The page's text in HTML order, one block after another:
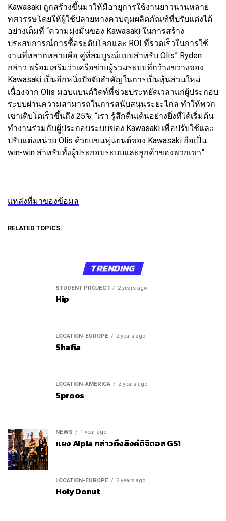
Kawasaki ถูกสร้างขึ้นมาให้มีอายุการใช้งานยาวนานหลาย
ทศวรรษโดยให้ผู้ใช้ปลายทางควบคุมผลิตภัณฑ์ที่ปรับแต่งได้
อย่างเต็มที่ “ความมุ่งมั่นของ Kawasaki ในการสร้าง
ประสบการณ์การซื้อระดับโลกและ ROI ที่รวดเร็วในการใช้
งานที่หลากหลายคือ คู่ที่สมบูรณ์แบบสำหรับ Olis” Ryden
กล่าว พร้อมเสริมว่าเครือข่ายผู้รวมระบบที่กว้างขวางของ
Kawasaki เป็นอีกหนึ่งปัจจัยสำคัญในการเป็นหุ้นส่วนใหม่
เนื่องจาก Olis มอบแบนด์วิดท์ที่ช่วยประหยัดเวลาแก่ผู้ประกอบ
ระบบผ่านความสามารถในการสนับสนุนระยะไกล ทำให้พวก
เขาเติบโตเร็วขึ้นถึง 25%: “เรา รู้สึกตื่นเต้นอย่างยิ่งที่ได้เริ่มต้น
ทำงานร่วมกับผู้ประกอบระบบของ Kawasaki เพื่อปรับใช้และ
ปรับแต่งหน่วย Olis ด้วยแขนหุ่นยนต์ของ Kawasaki ถือเป็น
win-win สำหรับทั้งผู้ประกอบระบบและลูกค้าของพวกเขา”
แหล่งที่มาของข้อมูล
RELATED TOPICS:
TRENDING
STUDENT PROJECT 2 years ago
Hip
LOCATION-EUROPE 2 years ago
Shafia
LOCATION-AMERICA 2 years ago
Sproos
NEWS 1 year ago
แผง Aipia กล่าวถึงลิงค์ดิจิตอล GS1
LOCATION-EUROPE 2 years ago
Holy Donut